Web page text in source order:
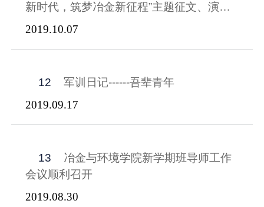
新时代，筑梦冶金新征程”主题征文、演讲
比赛的通知
2019.10.07
12
军训日记------吾辈青年
2019.09.17
13
冶金与环境学院新学期班导师工作
会议顺利召开
2019.08.30